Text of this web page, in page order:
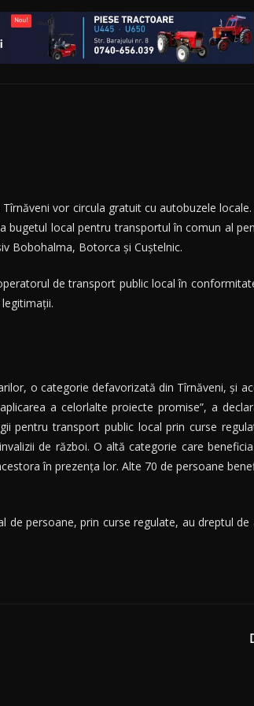
Tîrnăveni vor circula gratuit cu autobuzele
bugetul local pentru transportul în comun al
Bobohalma, Botorca şi Cuştelnic.
de transport public local în
o categorie defavorizată din Tîrnăveni, şi
a celorlalte proiecte promise”, a
pentru transport public local prin curse
de război. O altă categorie care
în prezenţa lor. Alte 70 de persoane
persoane, prin curse regulate, au dreptul